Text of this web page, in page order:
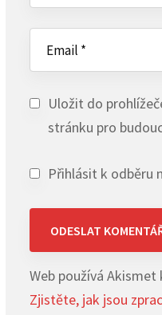
Uložit do
stránku pro
Přihlásit k odběru
Web používá
Zjistěte, jak jsou